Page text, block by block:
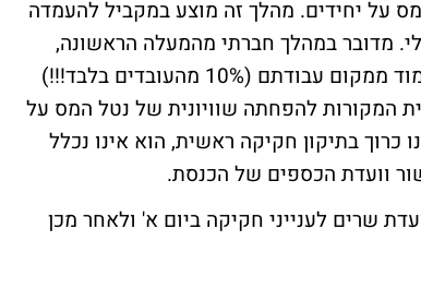
על יחידים. מהלך זה מוצע במקביל להעמדה
מדובר במהלך חברתי מהמעלה הראשונה,
המבטל את האפליה הקיימת בין עובדים המקבלים רכב צמוד ממקום עבודתם (10% מהעובדים בלבד!!!)
תוך הפניית המקורות להפחתה שוויונית של נטל המס על
כרוך בתיקון חקיקה ראשית, הוא אינו נכלל
וועדת הכספים של הכנסת.
שרים לענייני חקיקה ביום א' ולאחר מכן